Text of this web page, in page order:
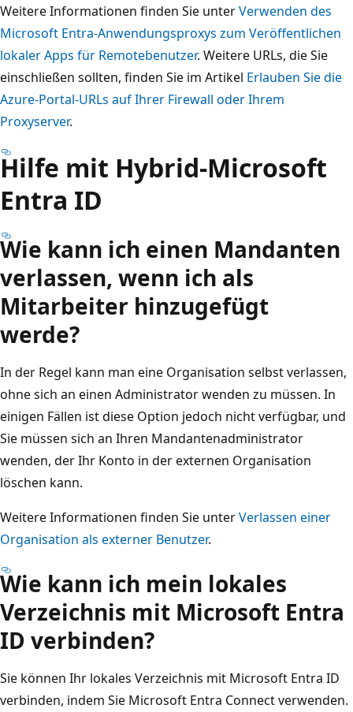
Weitere Informationen finden Sie unterVerwenden des
Microsoft Entra-Anwendungsproxys zum Veröffentlichen
lokaler Apps für Remotebenutzer. Weitere URLs, die Sie
einschließen sollten, finden Sie im Artikel Erlauben Sie die
Azure-Portal-URLs auf Ihrer Firewall oder Ihrem
Proxyserver.
Hilfe mit Hybrid-Microsoft
Entra ID
Wie kann ich einen Mandanten
verlassen, wenn ich als
Mitarbeiter hinzugefügt
werde?
In der Regel kann man eine Organisation selbst verlassen,
ohne sich an einen Administrator wenden zu müssen. In
einigen Fällen ist diese Option jedoch nicht verfügbar, und
Sie müssen sich an Ihren Mandantenadministrator
wenden, der Ihr Konto in der externen Organisation
löschen kann.
Weitere Informationen finden Sie unterVerlassen einer
Organisation als externer Benutzer.
Wie kann ich mein lokales
Verzeichnis mit Microsoft Entra
ID verbinden?
Sie können Ihr lokales Verzeichnis mit Microsoft Entra ID
verbinden, indem Sie Microsoft Entra Connect verwenden.